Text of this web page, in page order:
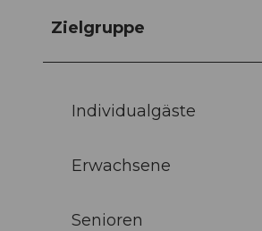
Zielgruppe
Individualgäste
Erwachsene
Senioren